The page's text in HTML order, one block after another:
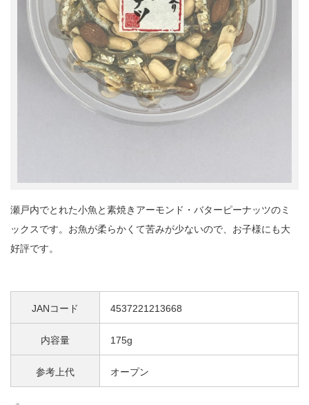
瀬戸内でとれた小魚と素焼きアーモンド・バターピーナッツのミ
ックスです。お魚が柔らかくて苦みが少ないので、お子様にも大
好評です。
JANコード 4537221213668
内容量 175g
参考上代 オープン